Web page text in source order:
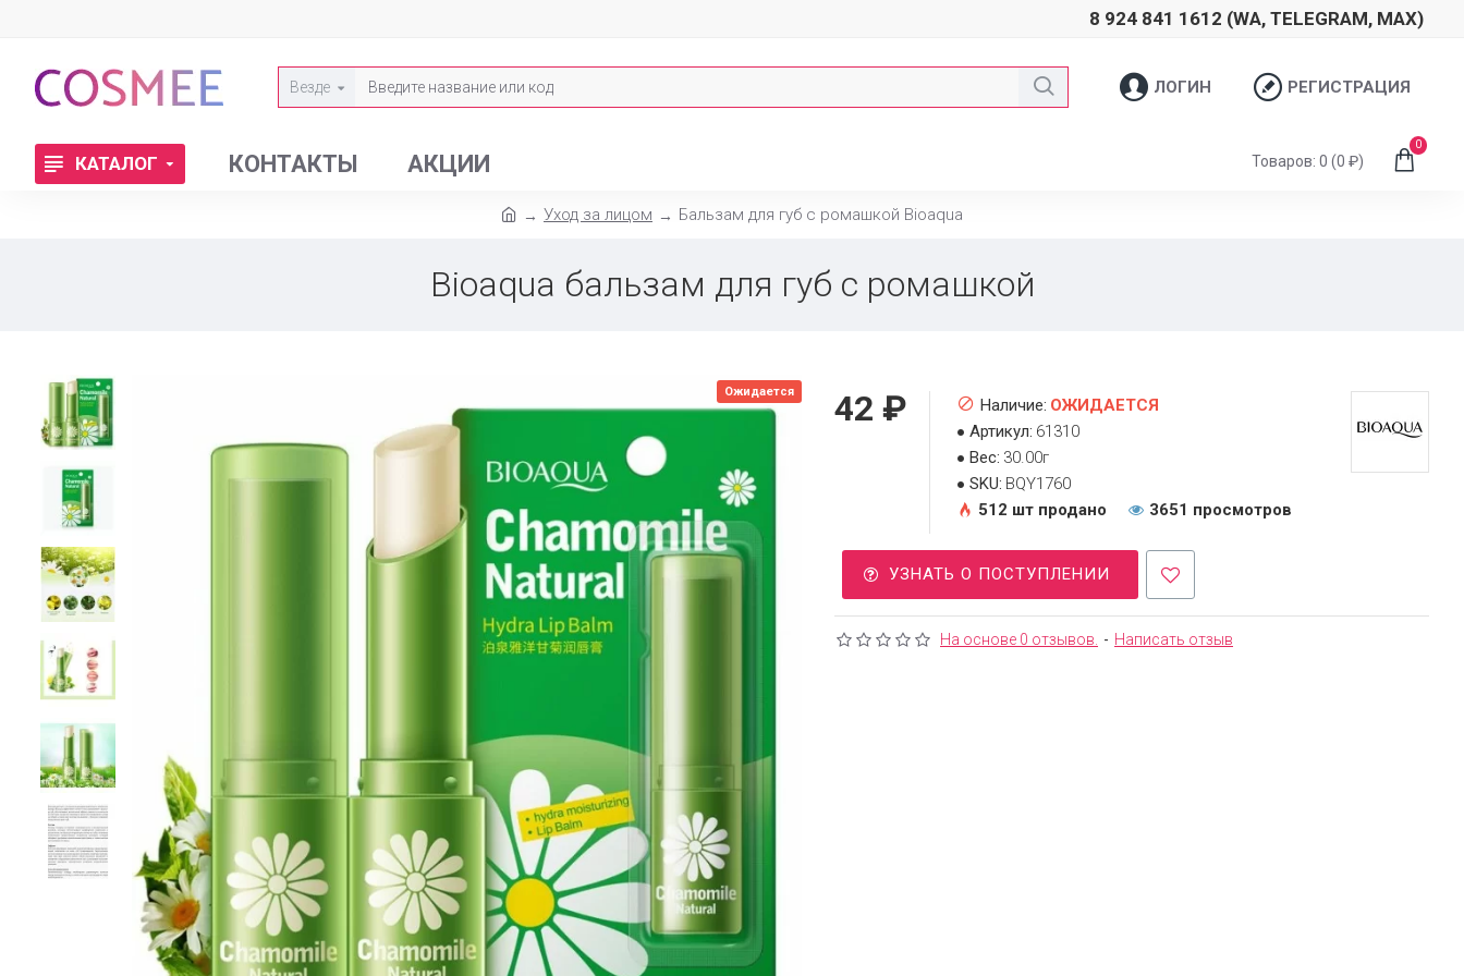
8 924 841 1612 (WA, TELEGRAM, MAX)
Везде ЛОГИН РЕГИСТРАЦИЯ
КАТАЛОГ КОНТАКТЫ АКЦИИ Товаров: 0 (0 ₽)
0
Уход за лицом Бальзам для губ с ромашкой Bioaqua
Bioaqua бальзам для губ с ромашкой
Ожидается
На основе 0 отзывов. - Написать отзыв
42 ₽ Наличие: ОЖИДАЕТСЯ
Артикул: 61310
Вес: 30.00г
SKU: BQY1760
512 шт продано
3651 просмотров
УЗНАТЬ О ПОСТУПЛЕНИИ